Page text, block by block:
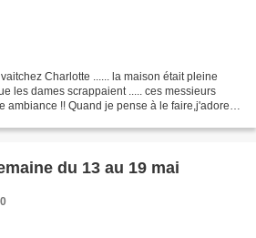
Charlotte ...... la maison était pleine
les dames scrappaient ..... ces messieurs
ambiance !! Quand je pense à le faire,j'adore
du 13 au 19 mai